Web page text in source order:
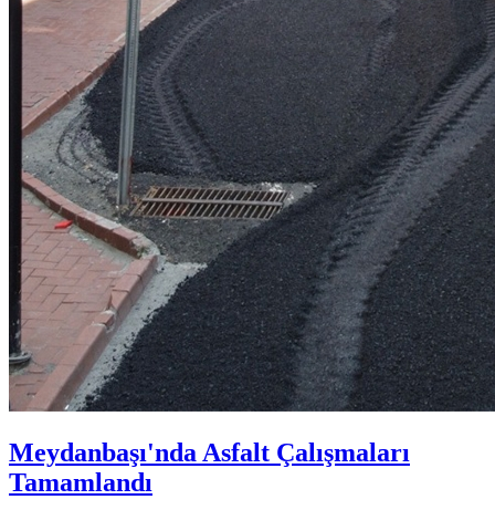
Meydanbaşı'nda Asfalt Çalışmaları
Tamamlandı